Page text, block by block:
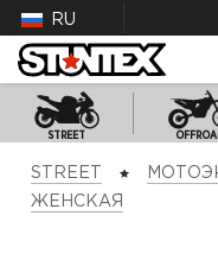
RU
STREET
STREET
ЖЕНСКАЯ